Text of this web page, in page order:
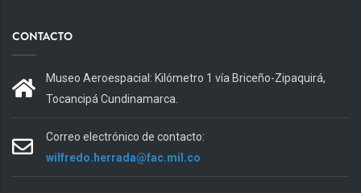
CONTACTO
Museo Aeroespacial: Kilómetro 1 vía Briceño-Zipaquirá,
Tocancipá Cundinamarca.
Correo electrónico de contacto:
wilfredo.herrada@fac.mil.co